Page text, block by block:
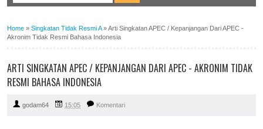
Home » Singkatan Tidak Resmi A»Arti Singkatan APEC / Kepanjangan Dari APEC -
Akronim Tidak Resmi Bahasa Indonesia
ARTI SINGKATAN APEC / KEPANJANGAN DARI APEC - AKRONIM TIDAK
RESMI BAHASA INDONESIA
godam64 15:05 Komentari